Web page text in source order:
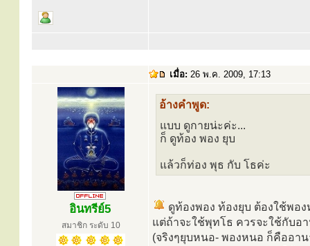
เมื่อ: 26 พ.ค. 2009, 17:13
อินทรีย์5
สมาชิก ระดับ 10
อ้างคำพูด:
แบบ ดูกายน่ะค่ะ...
ก็ ดูท้อง พอง ยุบ
แล้วก็ท่อง พุธ กับ โธค่ะ
ดูท้องพอง ท้องยุบ ต้องใช้พอ
แต่ถ้าจะใช้พุทโธ ควรจะใช้กับอ
(จริงๆยุบหนอ- พองหนอ ก็คืออา